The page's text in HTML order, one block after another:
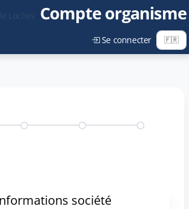
Compte organisme
Se connecter
société